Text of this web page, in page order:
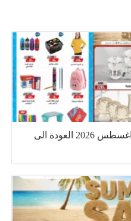
عروض المرشدى اليوم 5 – 11 اغسطس 2026 العودة الى